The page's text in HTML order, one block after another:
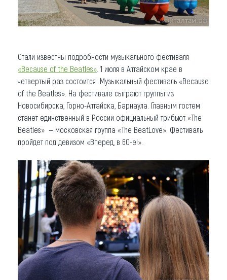
Стали известны подробности музыкального фестиваля
«Because of the Beatles» . 1 июля в Алтайском крае в
четвертый раз состоится Музыкальный фестиваль «Because
of the Beatles». На фестивале сыграют группы из
Новосибирска, Горно-Алтайска, Барнаула. Главным гостем
станет единственный в России официальный трибьют «The
Beatles» — московская группа «The BeatLove». Фестиваль
пройдет под девизом «Вперед, в 60-е!».